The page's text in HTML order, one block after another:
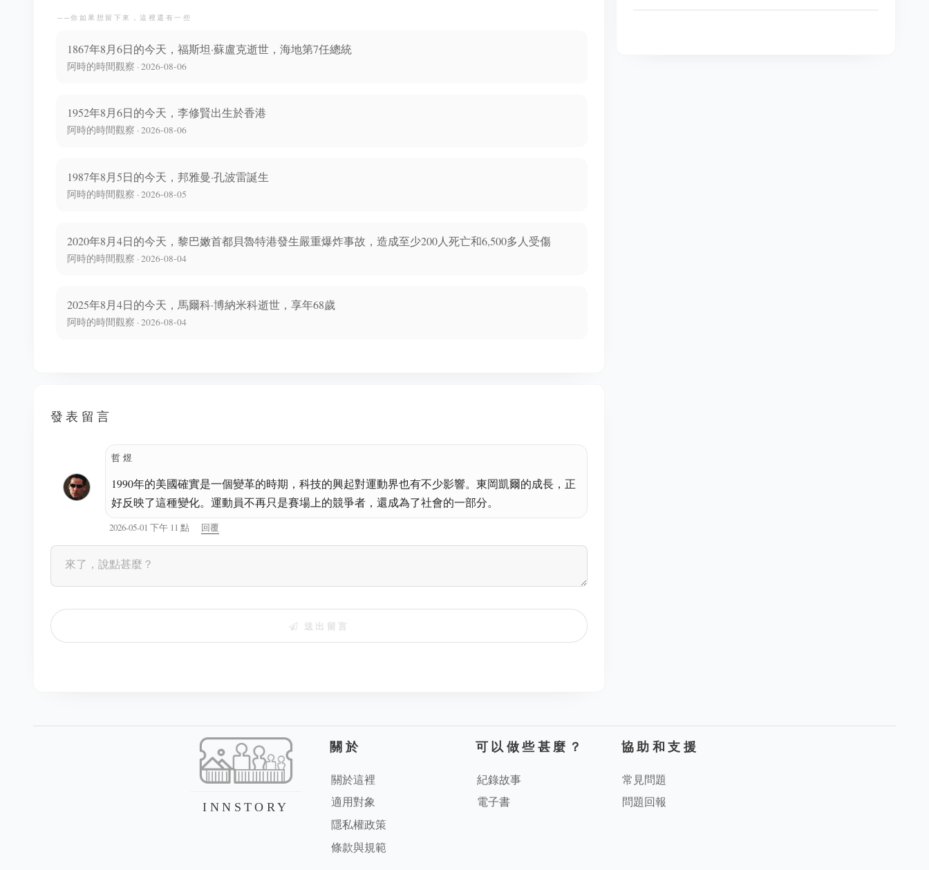
──你如果想留下來，這裡還有一些
1867年8月6日的今天，福斯坦·蘇盧克逝世，海地第7任總統
阿時的時間觀察 · 2026-08-06
1952年8月6日的今天，李修賢出生於香港
阿時的時間觀察 · 2026-08-06
1987年8月5日的今天，邦雅曼·孔波雷誕生
阿時的時間觀察 · 2026-08-05
2020年8月4日的今天，黎巴嫩首都貝魯特港發生嚴重爆炸事故，造成至少200人死亡和6,500多人受傷
阿時的時間觀察 · 2026-08-04
2025年8月4日的今天，馬爾科·博納米科逝世，享年68歲
阿時的時間觀察 · 2026-08-04
發表留言
哲煜
1990年的美國確實是一個變革的時期，科技的興起對運動界也有不少影響。東岡凱爾的成長，正
好反映了這種變化。運動員不再只是賽場上的競爭者，還成為了社會的一部分。
2026-05-01 下午 11 點 回覆
送出留言
INNSTORY
關於
關於這裡
適用對象
隱私權政策
條款與規範
可以做些甚麼？
紀錄故事
電子書
協助和支援
常見問題
問題回報